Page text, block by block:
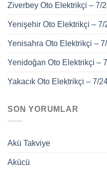
Ziverbey Oto Elektrikçi – 7/
Yenişehir Oto Elektrikçi – 7/
Yenisahra Oto Elektrikçi –
Yenidoğan Oto Elektrikçi –
Yakacık Oto Elektrikçi – 7/
SON YORUMLAR
Akü Takviye
Akücü